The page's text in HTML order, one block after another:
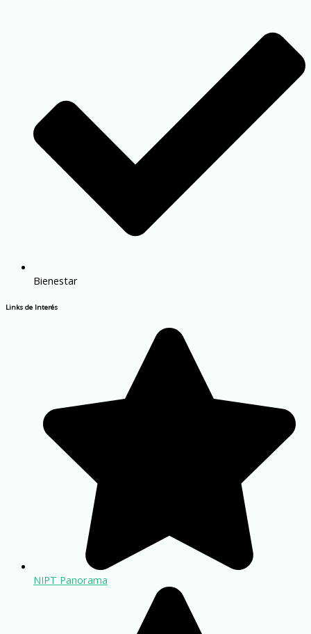
Bienestar
Links de Interés
NIPT Panorama